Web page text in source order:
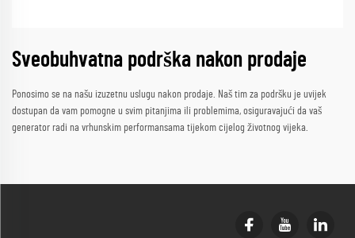
Sveobuhvatna podrška nakon prodaje
Ponosimo se na našu izuzetnu uslugu nakon prodaje. Naš tim za podršku je uvijek
dostupan da vam pomogne u svim pitanjima ili problemima, osiguravajući da vaš
generator radi na vrhunskim performansama tijekom cijelog životnog vijeka.